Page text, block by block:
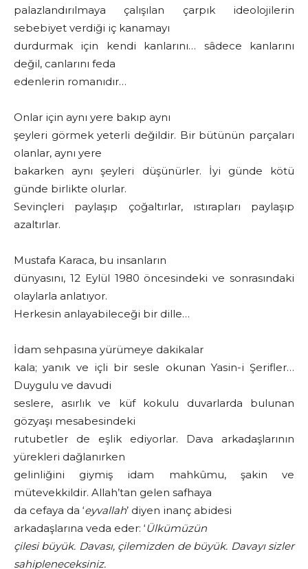
palazlandırılmaya çalışılan çarpık ideolojilerin
sebebiyet verdiği iç kanamayı
durdurmak için kendi kanlarını… sâdece kanlarını
değil, canlarını feda
edenlerin romanıdır…
Onlar için aynı yere bakıp aynı
şeyleri görmek yeterli değildir. Bir bütünün parçaları
olanlar, aynı yere
bakarken aynı şeyleri düşünürler. İyi günde kötü
günde birlikte olurlar.
Sevinçleri paylaşıp çoğaltırlar, ıstırapları paylaşıp
azaltırlar.
Mustafa Karaca, bu insanların
dünyasını, 12 Eylül 1980 öncesindeki ve sonrasındaki
olaylarla anlatıyor.
Herkesin anlayabileceği bir dille…
İdam sehpasına yürümeye dakikalar
kala; yanık ve içli bir sesle okunan Yasin-i Şerifler…
Duygulu ve davudi
seslere, asırlık ve küf kokulu duvarlarda bulunan
gözyaşı mesabesindeki
rutubetler de eşlik ediyorlar. Dava arkadaşlarının
yürekleri dağlanırken
gelinliğini giymiş idam mahkûmu, şakin ve
mütevekkildir. Allah’tan gelen safhaya
da cefaya da ‘eyvallah’ diyen inanç abidesi
arkadaşlarına veda eder: ‘Ülkümüzün
çilesi büyük. Davası, çilemizden de büyük. Davayı sizler
sahipleneceksiniz.